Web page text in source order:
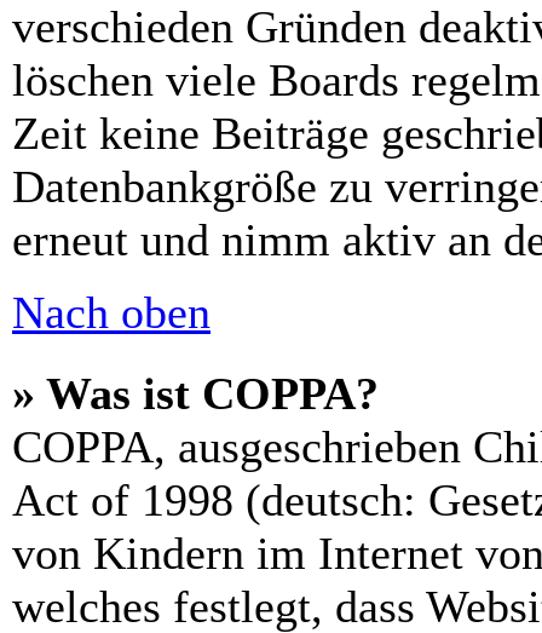
verschieden Gründen
löschen viele Boards
Zeit keine Beiträge
Datenbankgröße zu
erneut und nimm aktiv an
Nach oben
» Was ist COPPA?
COPPA, ausgeschrieben
Act of 1998 (deutsch:
von Kindern im Internet
welches festlegt, dass